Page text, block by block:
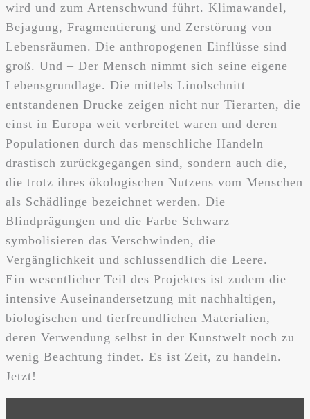
wird und zum Artenschwund führt. Klimawandel,
Bejagung, Fragmentierung und Zerstörung von
Lebensräumen. Die anthropogenen Einflüsse sind
groß. Und – Der Mensch nimmt sich seine eigene
Lebensgrundlage. Die mittels Linolschnitt
entstandenen Drucke zeigen nicht nur Tierarten, die
einst in Europa weit verbreitet waren und deren
Populationen durch das menschliche Handeln
drastisch zurückgegangen sind, sondern auch die,
die trotz ihres ökologischen Nutzens vom Menschen
als Schädlinge bezeichnet werden. Die
Blindprägungen und die Farbe Schwarz
symbolisieren das Verschwinden, die
Vergänglichkeit und schlussendlich die Leere.
Ein wesentlicher Teil des Projektes ist zudem die
intensive Auseinandersetzung mit nachhaltigen,
biologischen und tierfreundlichen Materialien,
deren Verwendung selbst in der Kunstwelt noch zu
wenig Beachtung findet. Es ist Zeit, zu handeln.
Jetzt!